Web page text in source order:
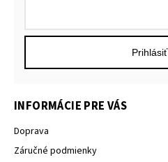
INFORMÁCIE PRE VÁS
Doprava
Záručné podmienky